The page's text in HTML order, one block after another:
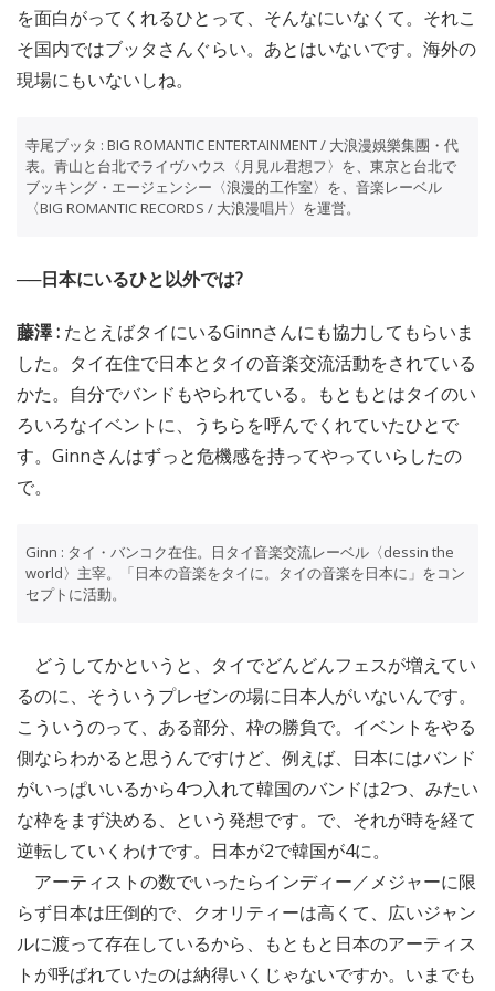
を面白がってくれるひとって、そんなにいなくて。それこ
そ国内ではブッタさんぐらい。あとはいないです。海外の
現場にもいないしね。
寺尾ブッタ : BIG ROMANTIC ENTERTAINMENT / 大浪漫娛樂集團・代
表。青山と台北でライヴハウス〈月見ル君想フ〉を、東京と台北で
ブッキング・エージェンシー〈浪漫的工作室〉を、音楽レーベル
〈BIG ROMANTIC RECORDS / 大浪漫唱片〉を運営。
──日本にいるひと以外では?
藤澤 : たとえばタイにいるGinnさんにも協力してもらいま
した。タイ在住で日本とタイの音楽交流活動をされている
かた。自分でバンドもやられている。もともとはタイのい
ろいろなイベントに、うちらを呼んでくれていたひとで
す。Ginnさんはずっと危機感を持ってやっていらしたの
で。
Ginn : タイ・バンコク在住。日タイ音楽交流レーベル〈dessin the
world〉主宰。「日本の音楽をタイに。タイの音楽を日本に」をコン
セプトに活動。
どうしてかというと、タイでどんどんフェスが増えてい
るのに、そういうプレゼンの場に日本人がいないんです。
こういうのって、ある部分、枠の勝負で。イベントをやる
側ならわかると思うんですけど、例えば、日本にはバンド
がいっぱいいるから4つ入れて韓国のバンドは2つ、みたい
な枠をまず決める、という発想です。で、それが時を経て
逆転していくわけです。日本が2で韓国が4に。
アーティストの数でいったらインディー／メジャーに限
らず日本は圧倒的で、クオリティーは高くて、広いジャン
ルに渡って存在しているから、もともと日本のアーティス
トが呼ばれていたのは納得いくじゃないですか。いまでも